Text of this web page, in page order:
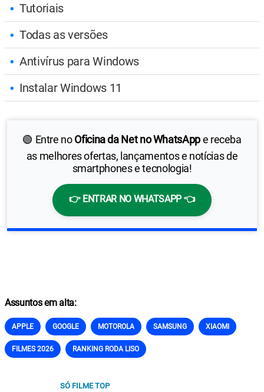
Tutoriais
Todas as versões
Antivírus para Windows
Instalar Windows 11
🟢 Entre noOficina da Net no WhatsAppe receba
as melhores ofertas, lançamentos e notícias de
smartphones e tecnologia!
👉 ENTRAR NO WHATSAPP 👈
Assuntos em alta:
APPLE GOOGLE MOTOROLA SAMSUNG XIAOMI
FILMES 2026 RANKING RODA LISO
SÓ FILME TOP